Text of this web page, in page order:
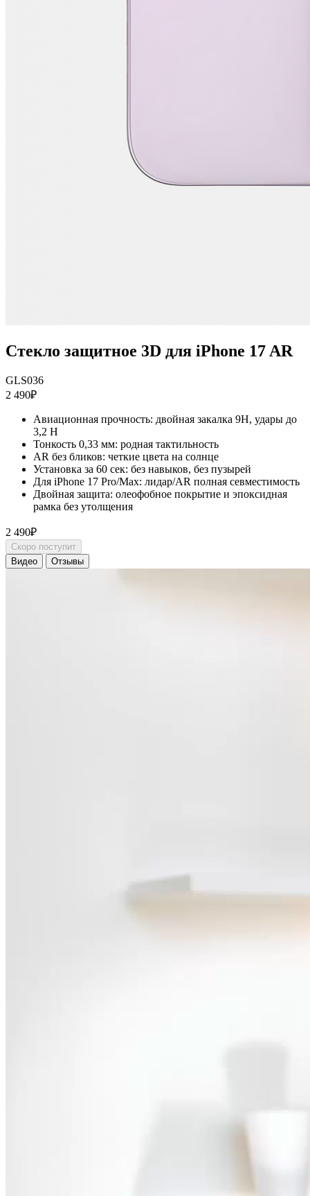
Стекло защитное 3D для iPhone 17 AR
GLS036
2 490₽
Авиационная прочность: двойная закалка 9H, удары до
3,2 Н
Тонкость 0,33 мм: родная тактильность
AR без бликов: четкие цвета на солнце
Установка за 60 сек: без навыков, без пузырей
Для iPhone 17 Pro/Max: лидар/AR полная севместимость
Двойная защита: олеофобное покрытие и эпоксидная
рамка без утолщения
2 490₽
Скоро поступит
Видео
Отзывы